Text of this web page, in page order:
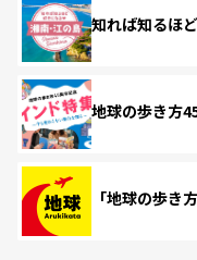
知れば知るほ
地球の歩き方
「地球の歩き